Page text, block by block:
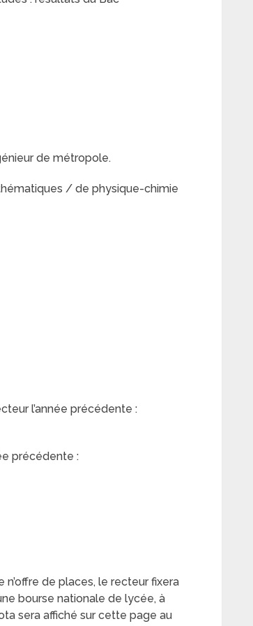
de métropole.
/ de physique-chimie
l’année précédente :
précédente :
de places, le recteur fixera
bourse nationale de lycée, à
sera affiché sur cette page au